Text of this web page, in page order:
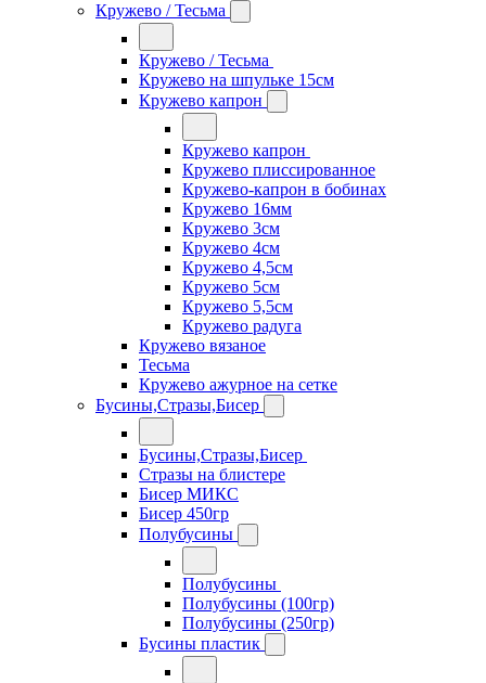
Кружево / Тесьма
Кружево / Тесьма
Кружево на шпульке 15см
Кружево капрон
Кружево капрон
Кружево плиссированное
Кружево-капрон в бобинах
Кружево 16мм
Кружево 3см
Кружево 4см
Кружево 4,5см
Кружево 5см
Кружево 5,5см
Кружево радуга
Кружево вязаное
Тесьма
Кружево ажурное на сетке
Бусины,Стразы,Бисер
Бусины,Стразы,Бисер
Стразы на блистере
Бисер МИКС
Бисер 450гр
Полубусины
Полубусины
Полубусины (100гр)
Полубусины (250гр)
Бусины пластик